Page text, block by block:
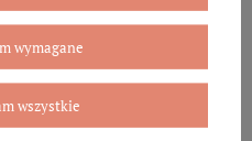
wymagane
wszystkie